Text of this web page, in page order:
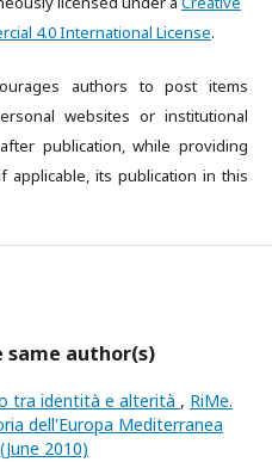
4.0 International License.
authors to post items
websites or institutional
publication, while providing
applicable, its publication in this
author(s)
tra identità e alterità , RiMe.
dell'Europa Mediterranea
2010)